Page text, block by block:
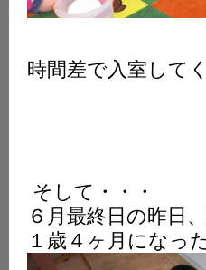
時間差で入室して
そして・・・
６月最終日の昨日
１歳４ヶ月になっ